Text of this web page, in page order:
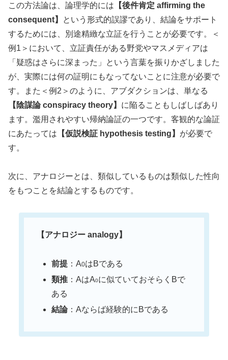
この方法論は、論理学的には 【後件肯定 affirming the
consequent】
という形式的誤謬であり、結論をサポート
するためには、別途精緻な立証を行うことが必要です。＜
例1＞において、立証責任がある野党やマスメディアは
「疑惑はさらに深まった」という言葉を振りかざしました
が、実際には何の証明にもなってないことに注意が必要で
す。また＜例2＞のように、アブダクションは、単なる
【陰謀論 conspiracy theory】 に陥ることもしばしばあり
ます。濫用されやすい帰納論証の一つです。客観的な論証
にあたっては 【仮説検証 hypothesis testing】 が必要で
す。
次に、アナロジーとは、類似しているものは類似した性向
をもつことを結論とするものです。
【アナロジー analogy】
前提：A0はBである
類推：AはA0に似ていておそらくBで
ある
結論：Aならば経験的にBである